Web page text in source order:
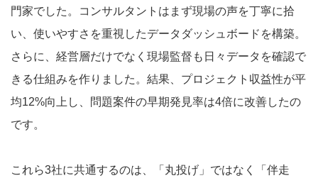
門家でした。コンサルタントはまず現場の声を丁寧に拾
い、使いやすさを重視したデータダッシュボードを構築。
さらに、経営層だけでなく現場監督も日々データを確認で
きる仕組みを作りました。結果、プロジェクト収益性が平
均12%向上し、問題案件の早期発見率は4倍に改善したの
です。
これら3社に共通するのは、「丸投げ」ではなく「伴走